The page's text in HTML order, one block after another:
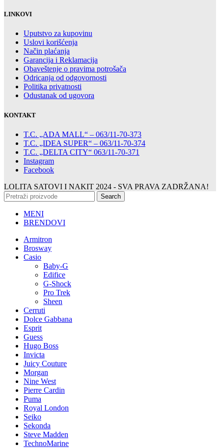
LINKOVI
Uputstvo za kupovinu
Uslovi korišćenja
Način plaćanja
Garancija i Reklamacija
Obaveštenje o pravima potrošača
Odricanja od odgovornosti
Politika privatnosti
Odustanak od ugovora
KONTAKT
T.C. „ADA MALL“ – 063/11-70-373
T.C. „IDEA SUPER“ – 063/11-70-374
T.C. „DELTA CITY“ 063/11-70-371
Instagram
Facebook
LOLITA SATOVI I NAKIT 2024 - SVA PRAVA ZADRŽANA!
Search
MENI
BRENDOVI
Armitron
Brosway
Casio
Baby-G
Edifice
G-Shock
Pro Trek
Sheen
Cerruti
Dolce Gabbana
Esprit
Guess
Hugo Boss
Invicta
Juicy Couture
Morgan
Nine West
Pierre Cardin
Puma
Royal London
Seiko
Sekonda
Steve Madden
TechnoMarine